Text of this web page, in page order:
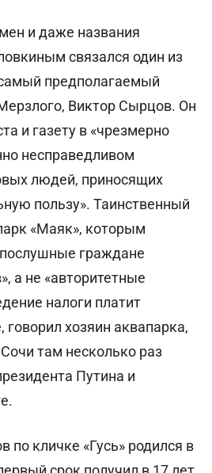
и даже названия
связался один из
предполагаемый
Виктор Сырцов. Он
и газету в «чрезмерно
несправедливом
людей, приносящих
пользу». Таинственный
«Маяк», которым
граждане
а не «авторитетные
налоги платит
хозяин аквапарка,
там несколько раз
Путина и
по кличке «Гусь» родился в